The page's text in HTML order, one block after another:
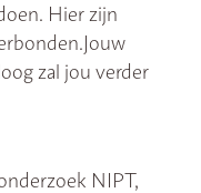
Hier zijn
zal jou verder
NIPT,